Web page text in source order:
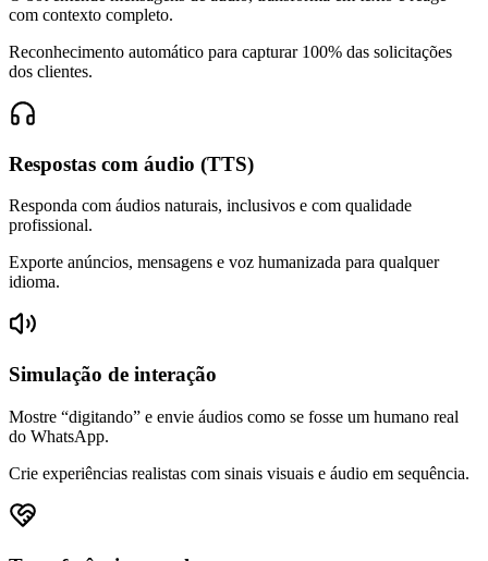
com contexto completo.
Reconhecimento automático para capturar 100% das solicitações
dos clientes.
Respostas com áudio (TTS)
Responda com áudios naturais, inclusivos e com qualidade
profissional.
Exporte anúncios, mensagens e voz humanizada para qualquer
idioma.
Simulação de interação
Mostre “digitando” e envie áudios como se fosse um humano real
do WhatsApp.
Crie experiências realistas com sinais visuais e áudio em sequência.